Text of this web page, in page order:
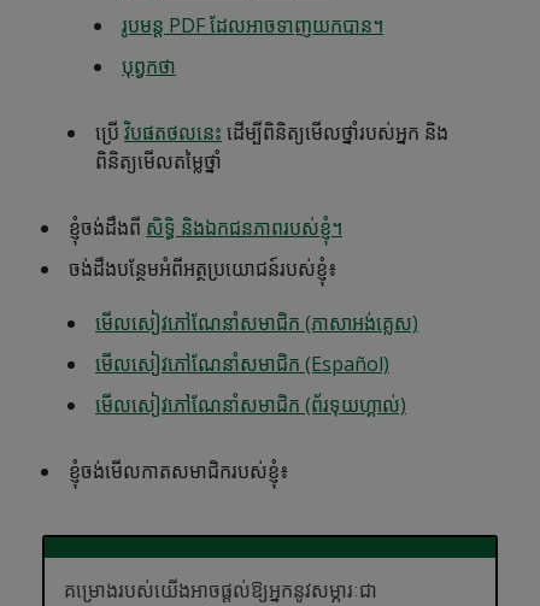
រូបមន្ត PDF ដែលអាចទាញយកបាន។
បុព្វកថា
ប្រើ វិបផតថលនេះ ដើម្បីពិនិត្យមើលថ្នាំរបស់អ្នក និង
ពិនិត្យមើលតម្លៃថ្នាំ
ខ្ញុំចង់ដឹងពី សិទ្ធិ និងឯកជនភាពរបស់ខ្ញុំ។
ចង់ដឹងបន្ថែមអំពីអត្ថប្រយោជន៍របស់ខ្ញុំ៖
មើលសៀវភៅណែនាំសមាជិក (ភាសាអង់គ្លេស)
មើលសៀវភៅណែនាំសមាជិក (Español)
មើលសៀវភៅណែនាំសមាជិក (ព័រទុយហ្គាល់)
ខ្ញុំចង់មើលកាតសមាជិករបស់ខ្ញុំ៖
គម្រោងរបស់យើងអាចផ្តល់ឱ្យអ្នកនូវសម្ភារៈជា